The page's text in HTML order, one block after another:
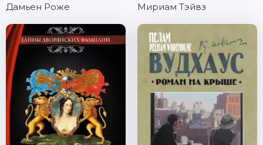
Дамьен Роже
Мириам Тэйвз